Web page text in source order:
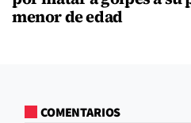
menor de edad
COMENTARIOS